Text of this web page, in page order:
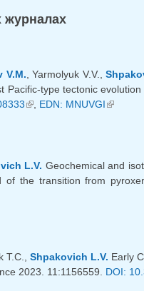
журналах
V.M., Yarmolyuk V.V.,
Pacific-type tectonic
(внешняя ссылка)
, EDN: MNUVGI
L.V. Geochemical and
of the transition from
T.C., Shpakovich L.V. Early
2023. 11:1156559. DOI: